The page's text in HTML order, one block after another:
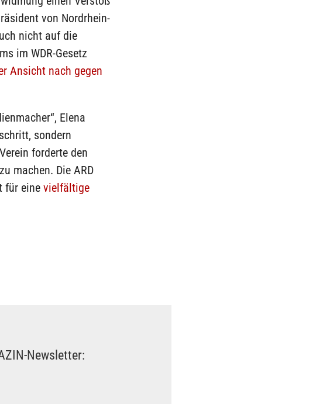
von Nordrhein-
nicht auf die
im WDR-Gesetz
Ansicht nach gegen
Elena
sondern
forderte den
machen. Die ARD
für eine vielfältige
Newsletter: